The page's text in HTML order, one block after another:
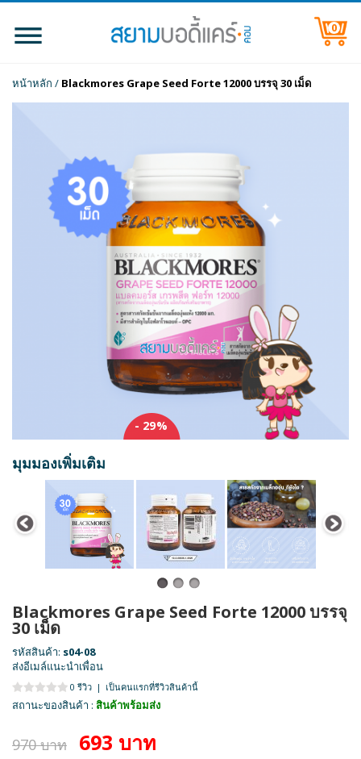
0
หน้าหลัก / Blackmores Grape Seed Forte 12000 บรรจุ 30 เม็ด
- 29%
มุมมองเพิ่มเติม
Blackmores Grape Seed Forte 12000 บรรจุ
30 เม็ด
รหัสสินค้า: s04-08
ส่งอีเมล์แนะนำเพื่อน
0 รีวิว | เป็นคนแรกที่รีวิวสินค้านี้
สถานะของสินค้า : สินค้าพร้อมส่ง
970 บาท 693 บาท